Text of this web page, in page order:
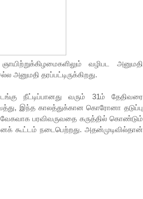
வழிபட அனுமதி
அனுமதி தரப்பட்டிருக்கிறது.
நீட்டிப்பானது வரும் 31ம் தேதிவரை
இந்த காலத்துக்கான கொரோனா தடுப்பு
பரவிவருவதை கருத்தில் கொண்டும்
நடைபெற்றது. அதன்முடிவில்தான்